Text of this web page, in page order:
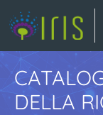
DELLA